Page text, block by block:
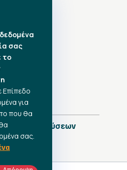
Δημοσιεύσεων
σας
το
Επίπεδο
για
που θα
σας.